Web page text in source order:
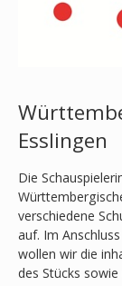
Esslingen
Die
verschiedene
auf. Im
wollen wir die
des Stücks